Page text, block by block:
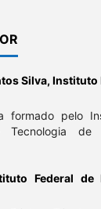
Silva,Instituto
formado pelo
Tecnologia de
Federal de